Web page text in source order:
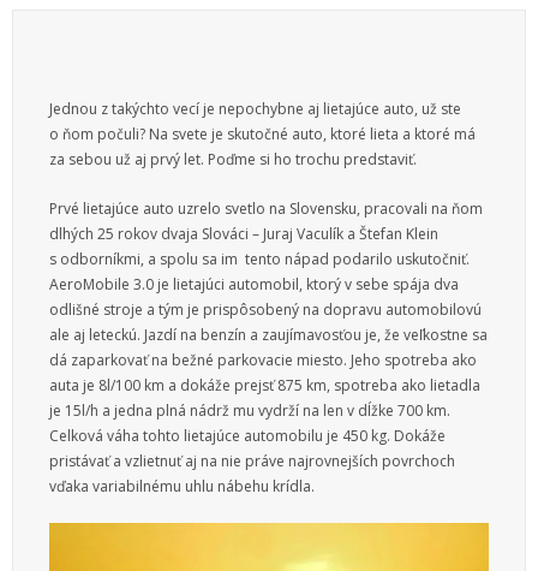
Služby
Vzťahy
Web
Zábava
Životný štýl
Jednou z takýchto vecí je nepochybne aj lietajúce auto, už ste
o ňom počuli? Na svete je skutočné auto, ktoré lieta a ktoré má
za sebou už aj prvý let. Poďme si ho trochu predstaviť.
Prvé lietajúce auto uzrelo svetlo na Slovensku, pracovali na ňom
dlhých 25 rokov dvaja Slováci – Juraj Vaculík a Štefan Klein
s odborníkmi, a spolu sa im tento nápad podarilo uskutočniť.
AeroMobile 3.0 je lietajúci automobil, ktorý v sebe spája dva
odlišné stroje a tým je prispôsobený na dopravu automobilovú
ale aj leteckú. Jazdí na benzín a zaujímavosťou je, že veľkostne sa
dá zaparkovať na bežné parkovacie miesto. Jeho spotreba ako
auta je 8l/100 km a dokáže prejsť 875 km, spotreba ako lietadla
je 15l/h a jedna plná nádrž mu vydrží na len v dĺžke 700 km.
Celková váha tohto lietajúce automobilu je 450 kg. Dokáže
pristávať a vzlietnuť aj na nie práve najrovnejších povrchoch
vďaka variabilnému uhlu nábehu krídla.